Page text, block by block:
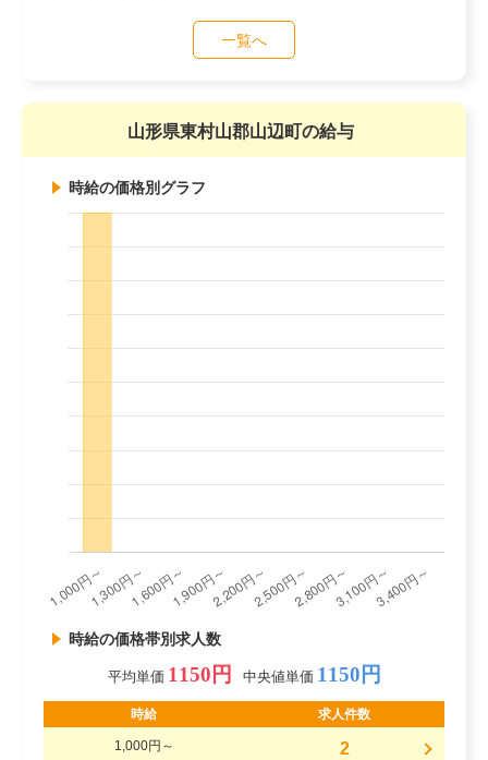
一覧へ
山形県東村山郡山辺町の給与
時給の価格別グラフ
時給の価格帯別求人数
平均単価 1150円 中央値単価 1150円
時給 求人件数
1,000円～ 2